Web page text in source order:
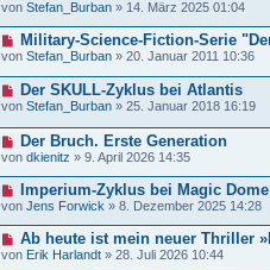
von Stefan_Burban » 14. März 2025 01:04
Military-Science-Fiction-Serie
von Stefan_Burban » 20. Januar 2011 10:36
Der SKULL-Zyklus bei Atlantis
von Stefan_Burban » 25. Januar 2018 16:19
Der Bruch. Erste Generation
von dkienitz » 9. April 2026 14:35
Imperium-Zyklus bei Magic Dome
von Jens Forwick » 8. Dezember 2025 14:28
Ab heute ist mein neuer Thriller
von Erik Harlandt » 28. Juli 2026 10:44